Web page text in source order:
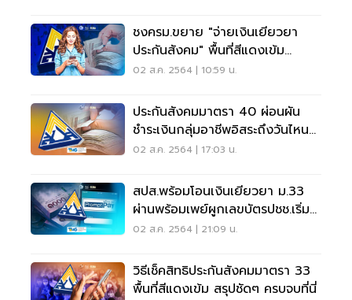
ชงครม.ขยาย "จ่ายเงินเยียวยา
ประกันสังคม" พื้นที่สีแดงเข้ม
จาก13 เป็น 29 จว.
02 ส.ค. 2564 | 10:59 น.
ประกันสังคมมาตรา 40 ผ่อนผัน
ชำระเงินกลุ่มอาชีพอิสระถึงวันไหน
เช็คที่นี่
02 ส.ค. 2564 | 17:03 น.
สปส.พร้อมโอนเงินเยียวยา ม.33
ผ่านพร้อมเพย์ผูกเลขบัตรปชช.เริ่ม
รอบแรก 4 ส.ค.
02 ส.ค. 2564 | 21:09 น.
วิธีเช็คสิทธิประกันสังคมมาตรา 33
พื้นที่สีแดงเข้ม สรุปชัดๆ ครบจบที่นี่